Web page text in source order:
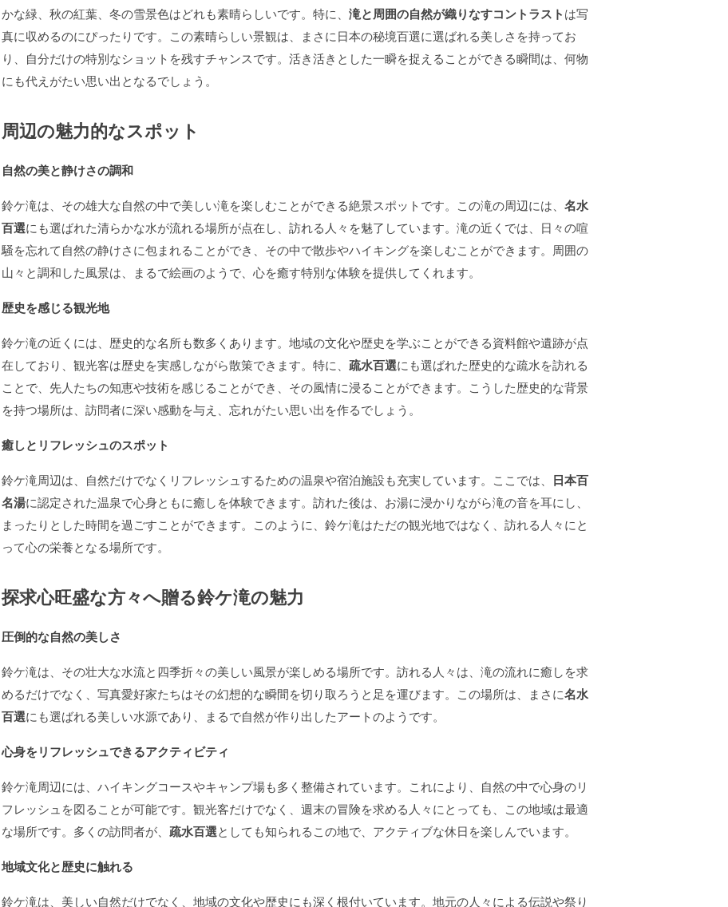
かな緑、秋の紅葉、冬の雪景色はどれも素晴らしいです。特に、 滝と周囲の自然が織りなすコントラストは写
真に収めるのにぴったりです。この素晴らしい景観は、まさに日本の秘境百選に選ばれる美しさを持ってお
り、自分だけの特別なショットを残すチャンスです。活き活きとした一瞬を捉えることができる瞬間は、何物
にも代えがたい思い出となるでしょう。
周辺の魅力的なスポット
自然の美と静けさの調和
鈴ケ滝は、その雄大な自然の中で美しい滝を楽しむことができる絶景スポットです。この滝の周辺には、 名水
百選にも選ばれた清らかな水が流れる場所が点在し、訪れる人々を魅了しています。滝の近くでは、日々の喧
騒を忘れて自然の静けさに包まれることができ、その中で散歩やハイキングを楽しむことができます。周囲の
山々と調和した風景は、まるで絵画のようで、心を癒す特別な体験を提供してくれます。
歴史を感じる観光地
鈴ケ滝の近くには、歴史的な名所も数多くあります。地域の文化や歴史を学ぶことができる資料館や遺跡が点
在しており、観光客は歴史を実感しながら散策できます。特に、 疏水百選にも選ばれた歴史的な疏水を訪れる
ことで、先人たちの知恵や技術を感じることができ、その風情に浸ることができます。こうした歴史的な背景
を持つ場所は、訪問者に深い感動を与え、忘れがたい思い出を作るでしょう。
癒しとリフレッシュのスポット
鈴ケ滝周辺は、自然だけでなくリフレッシュするための温泉や宿泊施設も充実しています。ここでは、
日本百
名湯に認定された温泉で心身ともに癒しを体験できます。訪れた後は、お湯に浸かりながら滝の音を耳にし、
まったりとした時間を過ごすことができます。このように、鈴ケ滝はただの観光地ではなく、訪れる人々にと
って心の栄養となる場所です。
探求心旺盛な方々へ贈る鈴ケ滝の魅力
圧倒的な自然の美しさ
鈴ケ滝は、その壮大な水流と四季折々の美しい風景が楽しめる場所です。訪れる人々は、滝の流れに癒しを求
めるだけでなく、写真愛好家たちはその幻想的な瞬間を切り取ろうと足を運びます。この場所は、まさに名水
百選にも選ばれる美しい水源であり、まるで自然が作り出したアートのようです。
心身をリフレッシュできるアクティビティ
鈴ケ滝周辺には、ハイキングコースやキャンプ場も多く整備されています。これにより、自然の中で心身のリ
フレッシュを図ることが可能です。観光客だけでなく、週末の冒険を求める人々にとっても、この地域は最適
な場所です。多くの訪問者が、 疏水百選としても知られるこの地で、アクティブな休日を楽しんでいます。
地域文化と歴史に触れる
鈴ケ滝は、美しい自然だけでなく、地域の文化や歴史にも深く根付いています。地元の人々による伝説や祭り